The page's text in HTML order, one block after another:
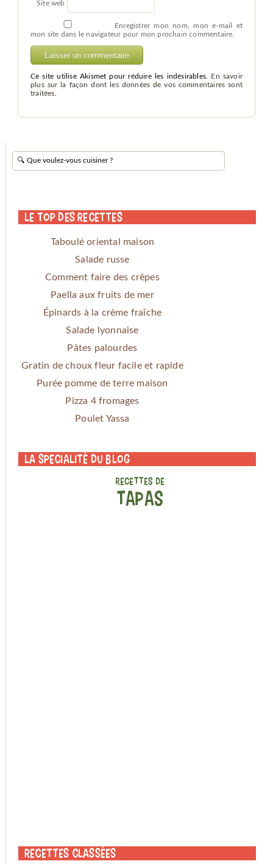
Site web
Enregistrer mon nom, mon e-mail et
mon site dans le navigateur pour mon prochain commentaire.
Ce site utilise Akismet pour réduire les indésirables. En savoir
plus sur la façon dont les données de vos commentaires sont
traitées.
Le Top des Recettes
Taboulé oriental maison
Salade russe
Comment faire des crêpes
Paella aux fruits de mer
Épinards à la crème fraîche
Salade lyonnaise
Pâtes palourdes
Gratin de choux fleur facile et rapide
Purée pomme de terre maison
Pizza 4 fromages
Poulet Yassa
La specialité du blog
RECETTES DE
TAPAS
Recettes classées